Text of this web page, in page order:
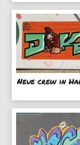
Neue crew in